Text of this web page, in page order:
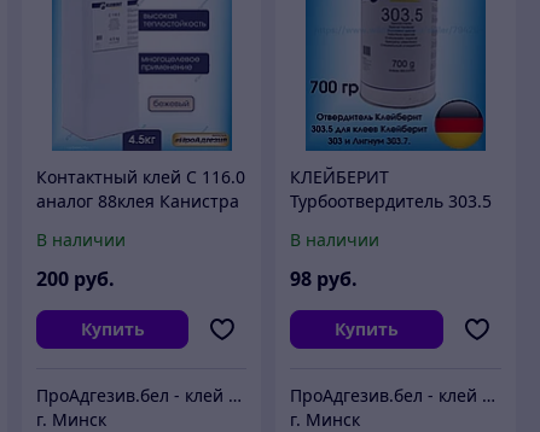
Контактный клей С 116.0
аналог 88клея Канистра
В наличии
200 руб.
Купить
ПроАдгезив.бел - клей c доставкой по Беларуси
г. Минск
КЛЕЙБЕРИТ
Турбоотвердитель 303.5
В наличии
98 руб.
Купить
ПроАдгезив.бел - клей c доставкой по Беларуси
г. Минск